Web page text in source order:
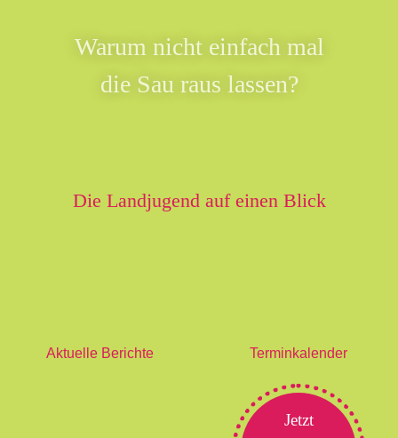
Warum nicht einfach mal
die Sau raus lassen?
Die Landjugend auf einen Blick
Aktuelle Berichte Terminkalender
Jetzt